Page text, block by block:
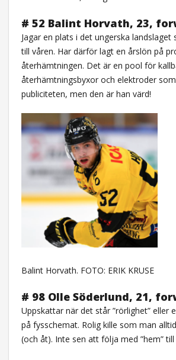
# 52 Balint Horvath, 23,
Jagar en plats i det ungerska landslaget
till våren. Har därför lagt en årslön på
återhämtningen. Det är en pool för
återhämtningsbyxor och elektroder
publiciteten, men den är han värd!
Balint Horvath. FOTO: ERIK KRUSE
# 98 Olle Söderlund, 21,
Uppskattar när det står ”rörlighet” eller
på fysschemat. Rolig kille som man
(och åt). Inte sen att följa med ”hem” till